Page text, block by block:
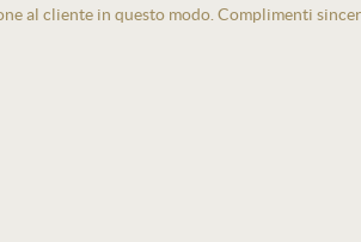
al cliente in questo modo. Complimenti